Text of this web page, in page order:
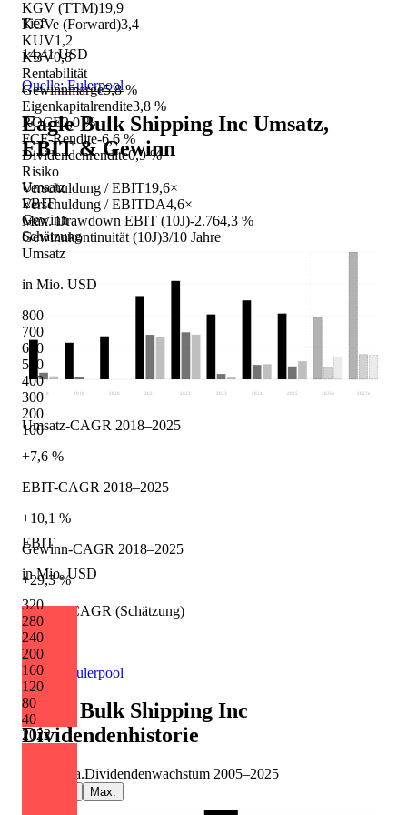
KGV (TTM)19,9
KGVe (Forward)3,4
KUV1,2
KBV0,8
Rentabilität
Gewinnmarge5,8 %
Eigenkapitalrendite3,8 %
ROCE2,0 %
FCF-Rendite-6,6 %
Dividendenrendite0,9 %
Risiko
Verschuldung / EBIT19,6×
Verschuldung / EBITDA4,6×
Max. Drawdown EBIT (10J)-2.764,3 %
Gewinnkontinuität (10J)3/10 Jahre
Umsatz
in Mio. USD
800
700
600
500
400
300
200
100
2022
EBIT
in Mio. USD
320
280
240
200
160
120
80
40
Tief
14,41 USD
Quelle: Eulerpool
Eagle Bulk Shipping Inc Umsatz,
EBIT & Gewinn
Umsatz
EBIT
Gewinn
Schätzung
2018 2019 2020 2021 2022 2023 2024 2025 2026 e 2027 e
Umsatz-CAGR 2018–2025
+7,6 %
EBIT-CAGR 2018–2025
+10,1 %
Gewinn-CAGR 2018–2025
+29,3 %
Umsatz-CAGR (Schätzung)
+39,1 %
Quelle: Eulerpool
Eagle Bulk Shipping Inc
Dividendenhistorie
p.a.Dividendenwachstum 2005–2025
Max.